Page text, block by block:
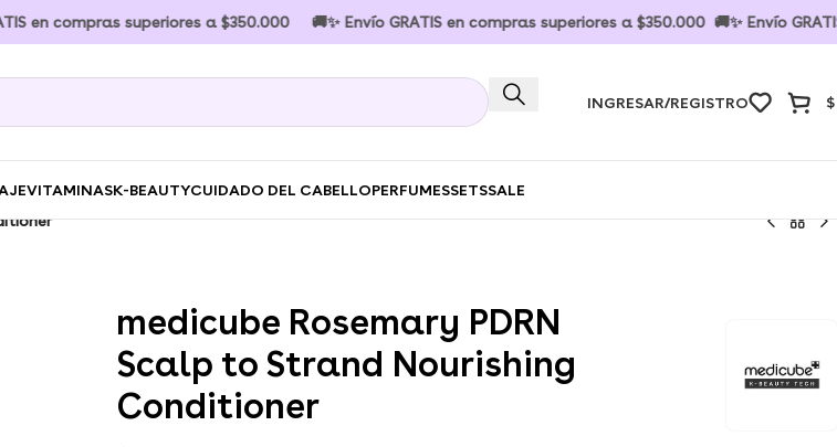
en compras superiores a $350.000 🚚✨ Envío GRATIS en compras superiores a $350.000 🚚✨ Envío
INGRESAR/REGISTRO $
VITAMINASK-BEAUTYCUIDADO DEL CABELLOPERFUMESSETSSALE
medicube Rosemary PDRN
Scalp to Strand Nourishing
Conditioner